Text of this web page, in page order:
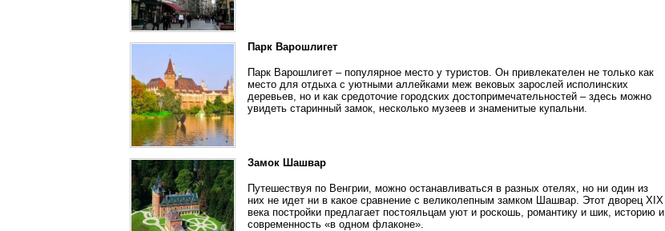
Парк Варошлигет
Парк Варошлигет – популярное место у туристов. Он привлекателен не только как
место для отдыха с уютными аллейками меж вековых зарослей исполинских
деревьев, но и как средоточие городских достопримечательностей – здесь можно
увидеть старинный замок, несколько музеев и знаменитые купальни.
Замок Шашвар
Путешествуя по Венгрии, можно останавливаться в разных отелях, но ни один из
них не идет ни в какое сравнение с великолепным замком Шашвар. Этот дворец XIX
века постройки предлагает постояльцам уют и роскошь, романтику и шик, историю и
современность «в одном флаконе».